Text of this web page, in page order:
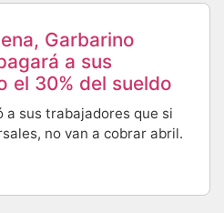
Garbarino
a sus
el 30% del sueldo
a sus trabajadores que si
no van a cobrar abril.